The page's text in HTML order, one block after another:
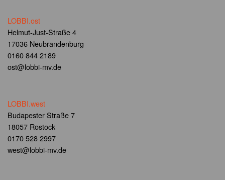
LOBBI.ost
Helmut-Just-Straße 4
17036 Neubrandenburg
0160 844 2189
ost@lobbi-mv.de
LOBBI.west
Budapester Straße 7
18057 Rostock
0170 528 2997
west@lobbi-mv.de